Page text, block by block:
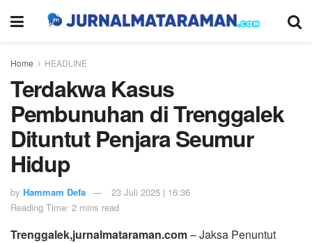
Home HEADLINE
Terdakwa Kasus
Pembunuhan di Trenggalek
Dituntut Penjara Seumur
Hidup
by Hammam Defa
23 Juli 2025 | 16:36
Reading Time: 2 mins read
Trenggalek,jurnalmataraman.com– Jaksa Penuntut